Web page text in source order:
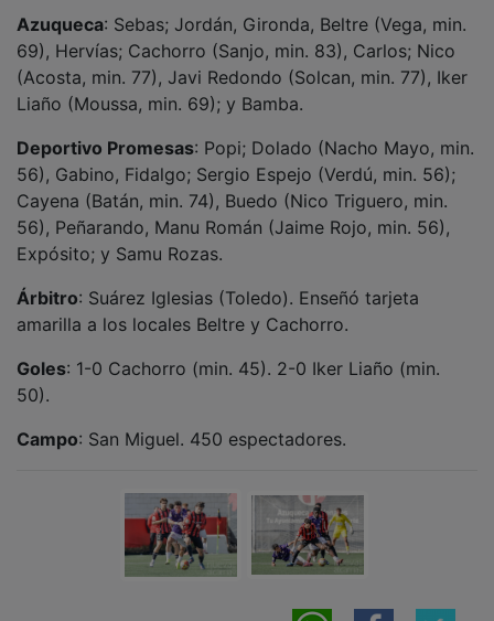
NOTICIAS RELACIONADAS
Tras actuar para el Papa, Siloé desata su
'Terrorismo Emocional' en Azuqueca